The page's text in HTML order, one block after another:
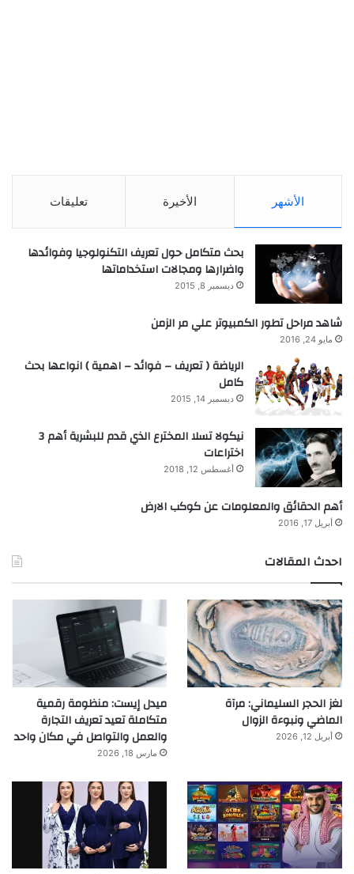
الأشهر الأخيرة تعليقات
بحث متكامل حول تعريف التكنولوجيا وفوائدها
واضرارها ومجالات استخداماتها
ديسمبر 8, 2015
شاهد مراحل تطور الكمبيوتر علي مر الزمن
مايو 24, 2016
الرياضة ( تعريف – فوائد – اهمية ) انواعها بحث
كامل
ديسمبر 14, 2015
نيكولا تسلا المخترع الذي قدم للبشرية أهم 3
اختراعات
أغسطس 12, 2018
أهم الحقائق والمعلومات عن كوكب الارض
أبريل 17, 2016
احدث المقالات
لغز الحجر السليماني: مرآة
الماضي ونبوءة الزوال
أبريل 12, 2026
ميدل إيست: منظومة رقمية
متكاملة تعيد تعريف التجارة
والعمل والتواصل في مكان واحد
مارس 18, 2026